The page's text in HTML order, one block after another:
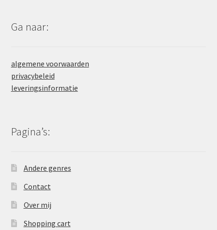
Ga naar:
algemene voorwaarden
privacybeleid
leveringsinformatie
Pagina’s:
Andere genres
Contact
Over mij
Shopping cart